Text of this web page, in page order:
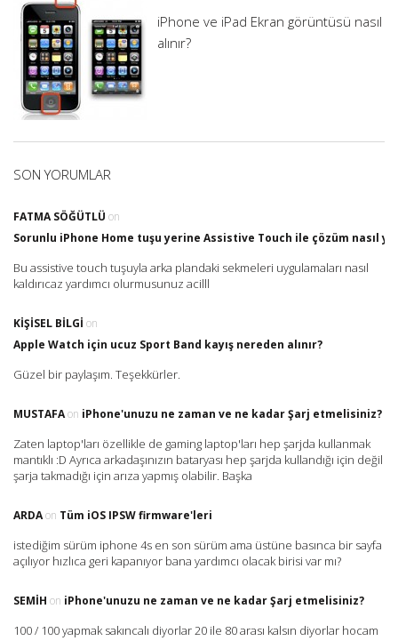
iPhone ve iPad Ekran görüntüsü nasıl
alınır?
SON YORUMLAR
FATMA SÖĞÜTLÜ on
Sorunlu iPhone Home tuşu yerine Assistive Touch ile çözüm nasıl
Bu assistive touch tuşuyla arka plandaki sekmeleri uygulamaları nasıl
kaldırıcaz yardımcı olurmusunuz acilll
KIŞISEL BILGI on
Apple Watch için ucuz Sport Band kayış nereden alınır?
Güzel bir paylaşım. Teşekkürler.
MUSTAFAon iPhone'unuzu ne zaman ve ne kadar Şarj etmelisiniz?
Zaten laptop'ları özellikle de gaming laptop'ları hep şarjda kullanmak
mantıklı :D Ayrıca arkadaşınızın bataryası hep şarjda kullandığı için değil
şarja takmadığı için arıza yapmış olabilir. Başka
ARDAon Tüm iOS IPSW firmware'leri
istediğim sürüm iphone 4s en son sürüm ama üstüne basınca bir sayfa
açılıyor hızlıca geri kapanıyor bana yardımcı olacak birisi var mı?
SEMIH on iPhone'unuzu ne zaman ve ne kadar Şarj etmelisiniz?
100 / 100 yapmak sakıncalı diyorlar 20 ile 80 arası kalsın diyorlar hocam